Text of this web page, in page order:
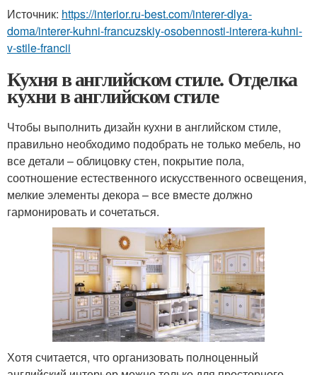
Источник: https://interior.ru-best.com/interer-dlya-
doma/interer-kuhni-francuzskiy-osobennosti-interera-kuhni-
v-stile-francii
Кухня в английском стиле. Отделка
кухни в английском стиле
Чтобы выполнить дизайн кухни в английском стиле,
правильно необходимо подобрать не только мебель, но
все детали – облицовку стен, покрытие пола,
соотношение естественного искусственного освещения,
мелкие элементы декора – все вместе должно
гармонировать и сочетаться.
Хотя считается, что организовать полноценный